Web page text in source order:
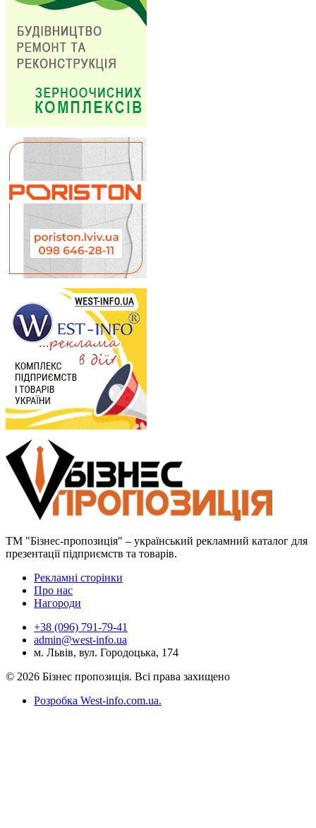
ТМ "Бізнес-пропозиція" – український рекламний каталог для
презентації підприємств та товарів.
Рекламні сторінки
Про нас
Нагороди
+38 (096) 791-79-41
admin@west-info.ua
м. Львів, вул. Городоцька, 174
© 2026 Бізнес пропозиція. Всі права захищено
Розробка West-info.com.ua.